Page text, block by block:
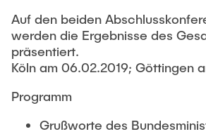
Auf den beiden
werden die Ergebnisse des
präsentiert.
Köln am 06.02.2019; Göttingen
Programm
Grußworte des